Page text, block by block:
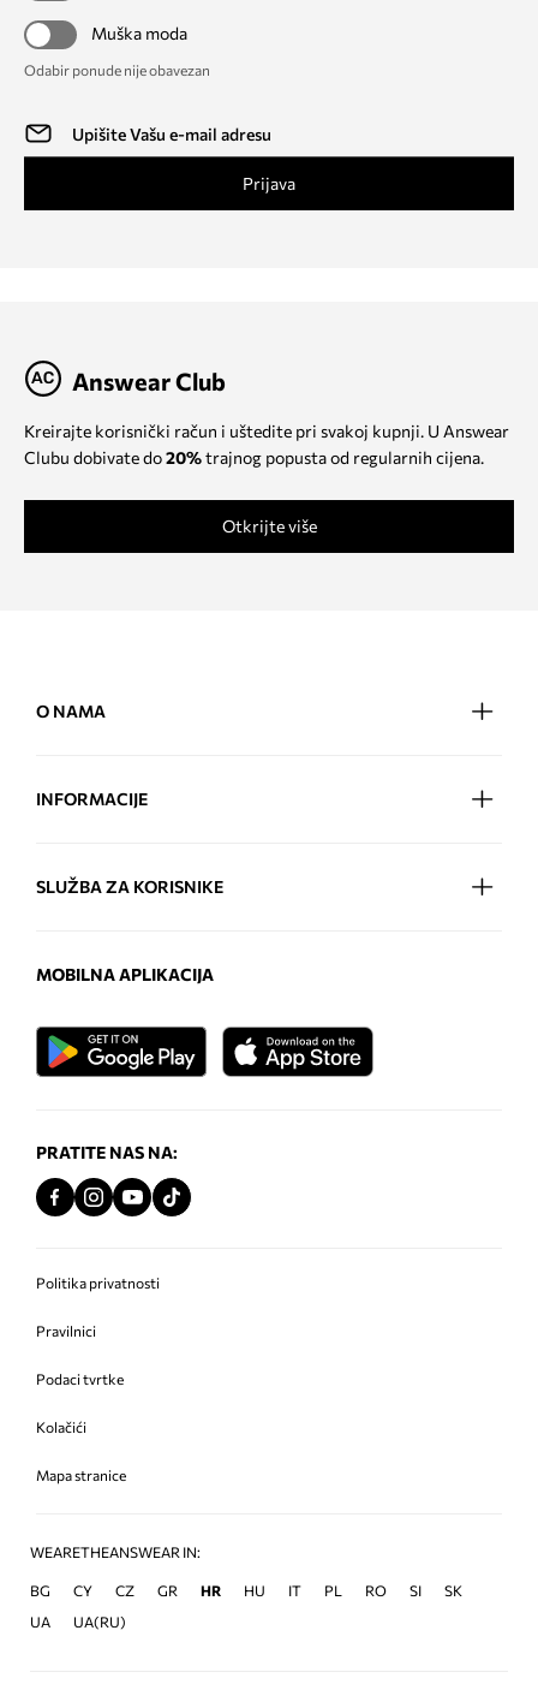
Muška moda
Odabir ponude nije obavezan
Prijava
Answear Club
Kreirajte korisnički račun i uštedite pri svakoj kupnji. U Answear
Clubu dobivate do20%trajnog popusta od regularnih cijena.
Otkrijte više
O NAMA
INFORMACIJE
SLUŽBA ZA KORISNIKE
MOBILNA APLIKACIJA
PRATITE NAS NA:
Politika privatnosti
Pravilnici
Podaci tvrtke
Kolačići
Mapa stranice
WEARETHEANSWEAR IN:
BG CY CZ GR HR HU IT PL RO SI
SK
UA
UA(RU)